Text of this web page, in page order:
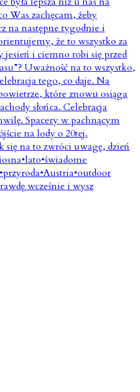
wcześnie i wysz